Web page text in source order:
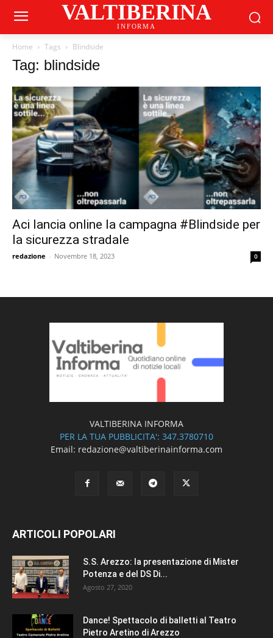
VALTIBERINA
INFORMA
Home Tags Blindside
Tag: blindside
Aci lancia online la campagna #Blindside per
la sicurezza stradale
redazione - Novembre 18, 2023 0
VALTIBERINA INFORMA
PER LA TUA PUBBLICITA': 347.3780710
Email: redazione@valtiberinainforma.com
ARTICOLI POPOLARI
S.S. Arezzo: la presentazione di Mister
Potenza e del DS Di...
Agosto 27, 2020
Dance! Spettacolo di balletti al Teatro
Pietro Aretino di Arezzo